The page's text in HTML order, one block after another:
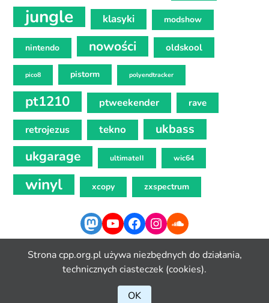
jungle klasyki modshow
nintendo nowości oldskool
pico8 pistorm polyendtracker
pt1210 ptweekender rave
retrojezus tekno ukbass
ukgarage ultimateII wic64
winyl xcopy zxspectrum
Mastodon
YouTube
Facebook
Instagram
SoundCloud
Copyleft 2024 CPP
Strona cpp.org.pl używa niezbędnych do działania,
technicznych ciasteczek (cookies).
OK